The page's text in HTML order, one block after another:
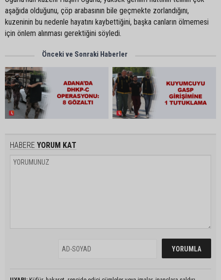
aşağıda olduğunu, çöp arabasının bile geçmekte zorlandığını,
kuzeninin bu nedenle hayatını kaybettiğini, başka canların ölmemesi
için önlem alınması gerektiğini söyledi.
Önceki ve Sonraki Haberler
HABERE YORUM KAT